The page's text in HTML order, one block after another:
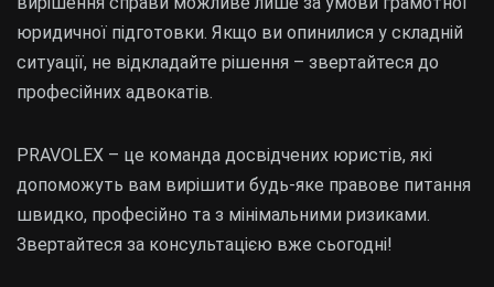
юридичної підготовки. Якщо ви опинилися у складній
ситуації, не відкладайте рішення – звертайтеся до
професійних адвокатів.
PRAVOLEX – це команда досвідчених юристів, які
допоможуть вам вирішити будь-яке правове питання
швидко, професійно та з мінімальними ризиками.
Звертайтеся за консультацією вже сьогодні!